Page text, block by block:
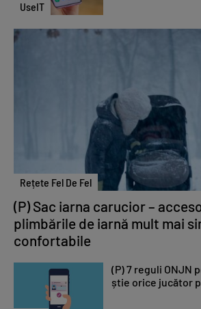
UseIT
Rețete Fel De Fel
(P) Sac iarna carucior –
plimbările de iarnă mult mai
confortabile
(P) 7 reguli ONJN
știe orice jucător